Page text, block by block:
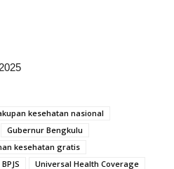
kesehatan nasional
Gubernur Bengkulu
kesehatan gratis
Universal Health Coverage